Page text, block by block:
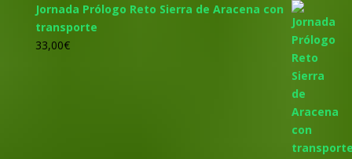
Jornada Prólogo Reto Sierra de Aracena con
transporte
33,00€